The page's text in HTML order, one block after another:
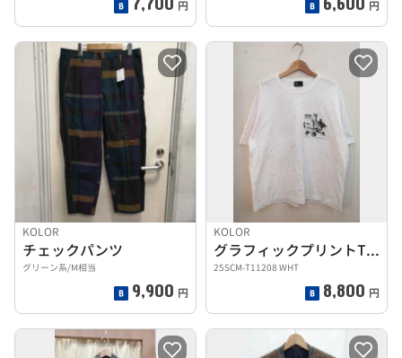
円 円
KOLOR
チェックパンツ
グリーン系/M相当
9,900 円
KOLOR
グラフィックプリントTEE
25SCM-T11208 WHT
8,800 円